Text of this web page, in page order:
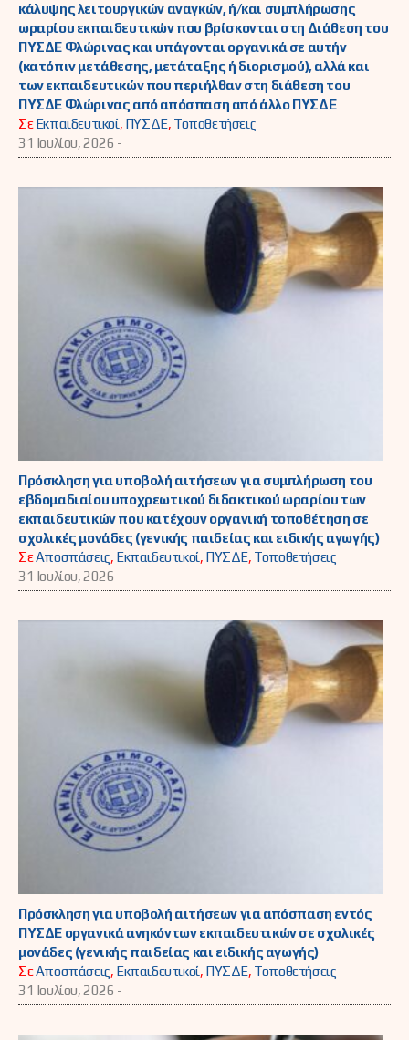
κάλυψης λειτουργικών αναγκών, ή/και συμπλήρωσης
ωραρίου εκπαιδευτικών που βρίσκονται στη Διάθεση του
ΠΥΣΔΕ Φλώρινας και υπάγονται οργανικά σε αυτήν
(κατόπιν μετάθεσης, μετάταξης ή διορισμού), αλλά και
των εκπαιδευτικών που περιήλθαν στη διάθεση του
ΠΥΣΔΕ Φλώρινας από απόσπαση από άλλο ΠΥΣΔΕ
ΣεΕκπαιδευτικοί, ΠΥΣΔΕ, Τοποθετήσεις
31 Ιουλίου, 2026 -
Πρόσκληση για υποβολή αιτήσεων για συμπλήρωση του
εβδομαδιαίου υποχρεωτικού διδακτικού ωραρίου των
εκπαιδευτικών που κατέχουν οργανική τοποθέτηση σε
σχολικές μονάδες (γενικής παιδείας και ειδικής αγωγής)
ΣεΑποσπάσεις, Εκπαιδευτικοί, ΠΥΣΔΕ, Τοποθετήσεις
31 Ιουλίου, 2026 -
Πρόσκληση για υποβολή αιτήσεων για απόσπαση εντός
ΠΥΣΔΕ οργανικά ανηκόντων εκπαιδευτικών σε σχολικές
μονάδες (γενικής παιδείας και ειδικής αγωγής)
ΣεΑποσπάσεις, Εκπαιδευτικοί, ΠΥΣΔΕ, Τοποθετήσεις
31 Ιουλίου, 2026 -